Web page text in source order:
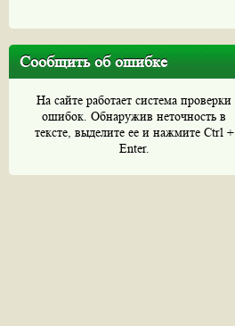
Сообщить об ошибке
На сайте работает система проверки
ошибок. Обнаружив неточность в
тексте, выделите ее и нажмите Ctrl +
Enter.